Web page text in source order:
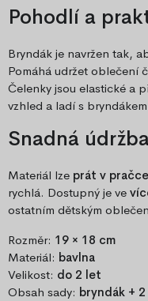
Pohodlí a
Bryndák je navržen tak,
Pomáhá udržet oblečení
Čelenky jsou elastické a
vzhled a ladí s
Snadná
Materiál lze prát v pračce
rychlá. Dostupný je ve
ostatním dětským
Rozměr: 19 × 18 cm
Materiál: bavlna
Velikost: do 2 let
Obsah sady: bryndák +